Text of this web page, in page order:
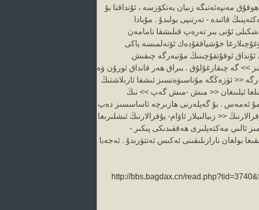
مەنپەئەتىگە زىيان يەتكۆزسە ، ئۇنداقتا بۇ
قائىدە - تەرتىپى بولىدۇ . مۇبادا
ئۇنى بىر تەرەپ قىلىشقا تامامەن
خۇشياققۇدەك ئۆتەلمىسە ياكى
ئۇنداق ئوقۇتقۇچىنىڭ مۇنبەرگە چىقىش
>> گە چىقارغۇلۇق . بىراق ھەر قانداق ئورۇن ۋە
<< ئۈزەڭگە مۇناسىۋەتسىز ئىشقا ئارىلاشتىڭ
تىلغا ئېلىنغان << مىش -مىش گەپ >> نىڭ
ئەمەس . بۇ گەپلەرنى ھازىرچە ئاساسسىز دەپ
<< زىيالىيلار ئاۋام- پۇقرالارنىڭ ئىشلىرىغا
ئالىي مەكتەپلىرى ھەققىدىكى پىكىر -
بولغان نارازىلىقىنى ئەكىس ئەتتۈرىدۇ . ئەجەبا
http://bbs.bagdax.cn/